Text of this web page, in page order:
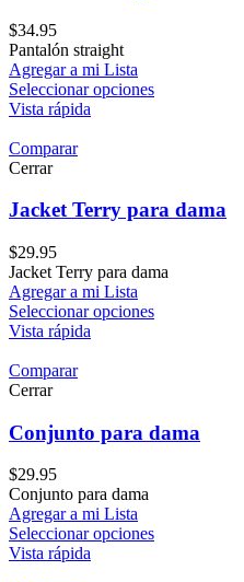
$34.95
Pantalón straight
Agregar a mi Lista
Seleccionar opciones
Vista rápida
Comparar
Cerrar
Jacket Terry para dama
$29.95
Jacket Terry para dama
Agregar a mi Lista
Seleccionar opciones
Vista rápida
Comparar
Cerrar
Conjunto para dama
$29.95
Conjunto para dama
Agregar a mi Lista
Seleccionar opciones
Vista rápida